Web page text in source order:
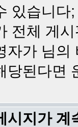
있습니
전체 게
자가 님
당된다면
시지가 계